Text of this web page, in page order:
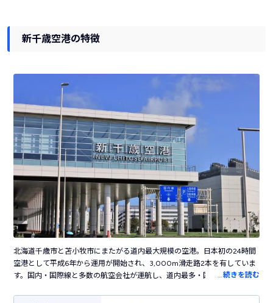
新千歳空港の特徴
北海道千歳市と苫小牧市にまたがる道内最大規模の空港。日本初の24時間
空港として平成6年から運用が開始され、3,000m滑走路2本を有していま
す。国内・国際線と多数の航空会社が運航し、道内最多・国内有数の利用
…続きを読む